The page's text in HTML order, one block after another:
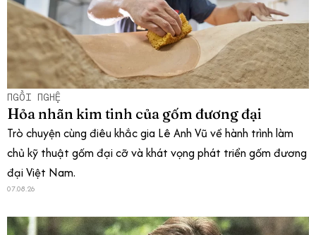
NGỒI NGHỆ
Hỏa nhãn kim tinh của gốm đương đại
Trò chuyện cùng điêu khắc gia Lê Anh Vũ về hành trình làm
chủ kỹ thuật gốm đại cỡ và khát vọng phát triển gốm đương
đại Việt Nam.
07.08.26